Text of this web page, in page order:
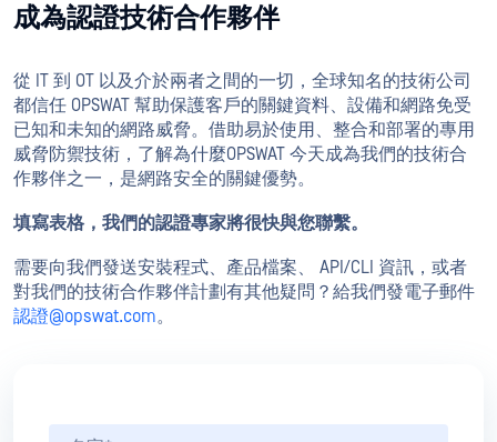
成為認證技術合作夥伴
從 IT 到 OT 以及介於兩者之間的一切，全球知名的技術公司
都信任 OPSWAT 幫助保護客戶的關鍵資料、設備和網路免受
已知和未知的網路威脅。借助易於使用、整合和部署的專用
威脅防禦技術，了解為什麼OPSWAT 今天成為我們的技術合
作夥伴之一，是網路安全的關鍵優勢。
填寫表格，我們的認證專家將很快與您聯繫。
需要向我們發送安裝程式、產品檔案、 API/CLI 資訊，或者
對我們的技術合作夥伴計劃有其他疑問？給我們發電子郵件
認證@opswat.com。